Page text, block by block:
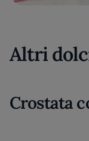
Altri
Crostata